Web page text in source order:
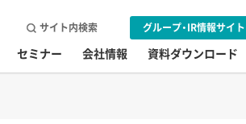
セミナー 会社情報 資料ダウンロード
サイト内検索 グループ・IR情報サイト